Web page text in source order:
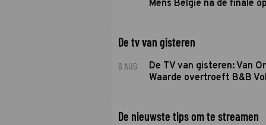
Mens België na de finale
De tv van gisteren
6 AUG
De TV van gisteren: Van
Waarde overtroeft B&B
De nieuwste tips om te streamen